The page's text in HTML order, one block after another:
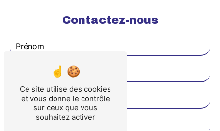
Contactez-nous
Ce site utilise des cookies
et vous donne le contrôle
sur ceux que vous
souhaitez activer